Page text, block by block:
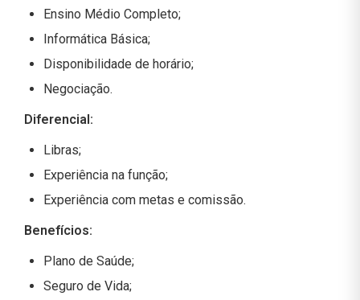
Ensino Médio Completo;
Informática Básica;
Disponibilidade de horário;
Negociação.
Diferencial:
Libras;
Experiência na função;
Experiência com metas e comissão.
Benefícios:
Plano de Saúde;
Seguro de Vida;